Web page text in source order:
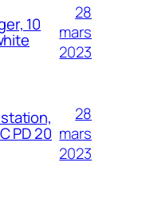
10
28
mars
2023
station,
PD 20
28
mars
2023